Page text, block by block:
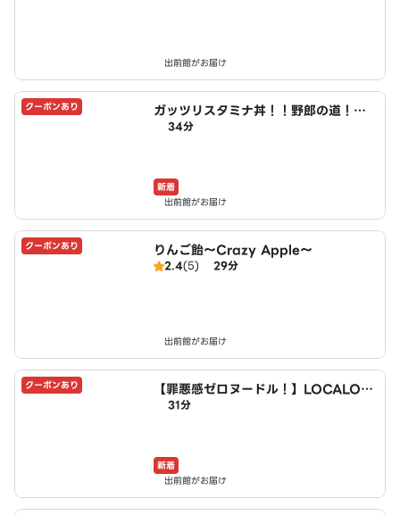
出前館がお届け
クーポンあり
ガッツリスタミナ丼！！野郎の道！！
～東陽町店～
34分
新着
出前館がお届け
クーポンあり りんご飴～Crazy Apple～
2.4(5) 29分
出前館がお届け
クーポンあり
【罪悪感ゼロヌードル！】LOCALO
Noodle（ロカロヌードル）横網店
31分
新着
出前館がお届け